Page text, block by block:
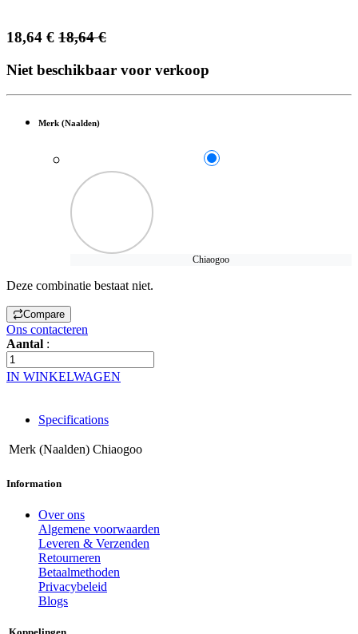
18,64 € 18,64€
Niet beschikbaar voor verkoop
Merk (Naalden)
Chiaogoo
Deze combinatie bestaat niet.
Compare
Ons contacteren
Aantal :
IN WINKELWAGEN
Specifications
Merk (Naalden) Chiaogoo
Information
Over ons
Algemene voorwaarden
Leveren & Verzenden
Retourneren
Betaalmethoden
Privacybeleid
Blogs